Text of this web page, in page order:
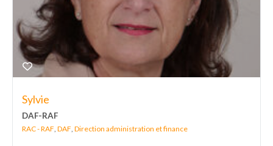
Sylvie
DAF-RAF
RAC - RAF, DAF, Direction administration et finance